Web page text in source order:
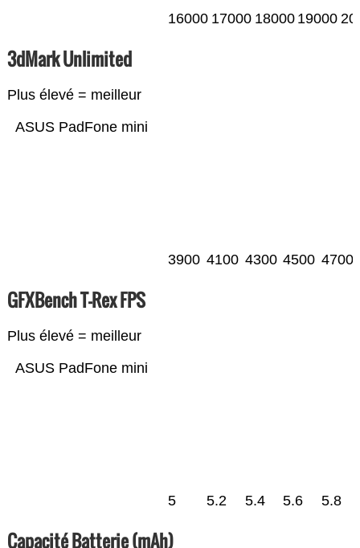
16000 17000 18000 19000
3dMark Unlimited
Plus élevé = meilleur
ASUS PadFone mini
3900 4100 4300 4500 4700
GFXBench T-Rex FPS
Plus élevé = meilleur
ASUS PadFone mini
5 5.2 5.4 5.6 5.8
Capacité Batterie (mAh)